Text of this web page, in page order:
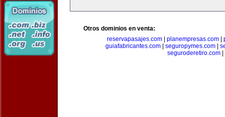
Otros dominios en venta:
reservapasajes.com
planempresas.com
guiafabricantes.com| seguropymes.com|
seguroderetiro.com